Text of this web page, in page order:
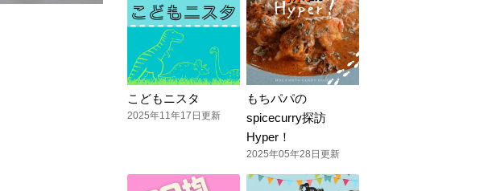
こどもニスタ
2025年11年17日更新
もちパパの
spicecurry探訪
Hyper！
2025年05年28日更新